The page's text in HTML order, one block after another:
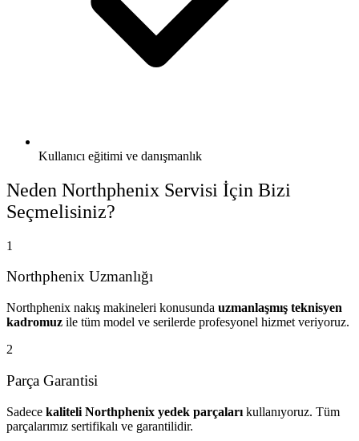
Kullanıcı eğitimi ve danışmanlık
Neden Northphenix Servisi İçin Bizi
Seçmelisiniz?
1
Northphenix Uzmanlığı
Northphenix nakış makineleri konusunda uzmanlaşmış teknisyen
kadromuz ile tüm model ve serilerde profesyonel hizmet veriyoruz.
2
Parça Garantisi
Sadece kaliteli Northphenix yedek parçaları kullanıyoruz. Tüm
parçalarımız sertifikalı ve garantilidir.